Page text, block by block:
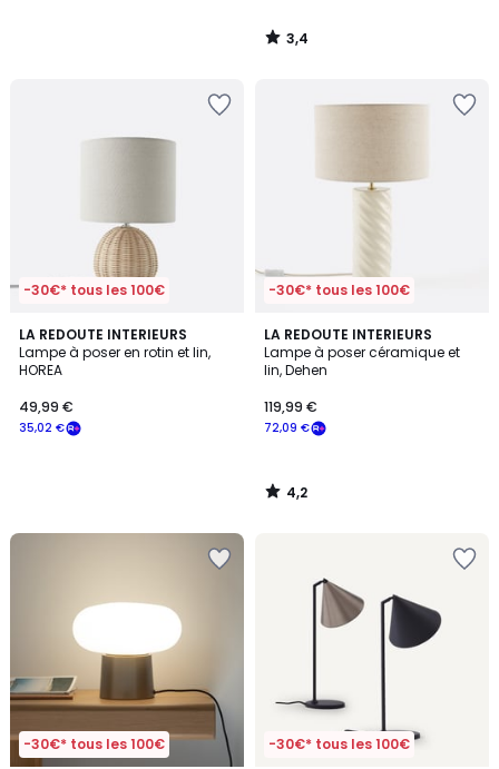
3,4
/
-30€* tous les 100€
LA REDOUTE INTERIEURS
Lampe à poser en rotin et lin,
HOREA
35,02 €
49,99 €
-30€* tous les 100€
LA REDOUTE INTERIEURS
Lampe à poser céramique et
lin, Dehen
72,09 €
119,99 €
4,2
/ 5
4,2
/
-30€* tous les 100€ -30€* tous les 100€